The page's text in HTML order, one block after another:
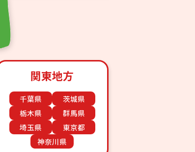
関東地方
千葉県
茨城県
栃木県
群馬県
埼玉県
東京都
神奈川県